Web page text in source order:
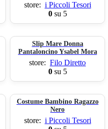
store: i Piccoli Tesori
0su 5
Slip Mare Donna
Pantaloncino Ysabel Mora
store: Filo Diretto
0su 5
Costume Bambino Ragazzo
Nero
store: i Piccoli Tesori